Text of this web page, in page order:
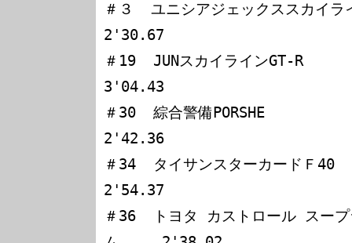
＃３  ユニシアジェックススカイ
2'30.67
＃19  JUNスカイラインGT-R　
3'04.43
＃30  綜合警備PORSHE　　　　
2'42.36
＃34  タイサンスターカードＦ
2'54.37
＃36  トヨタ カストロール スー